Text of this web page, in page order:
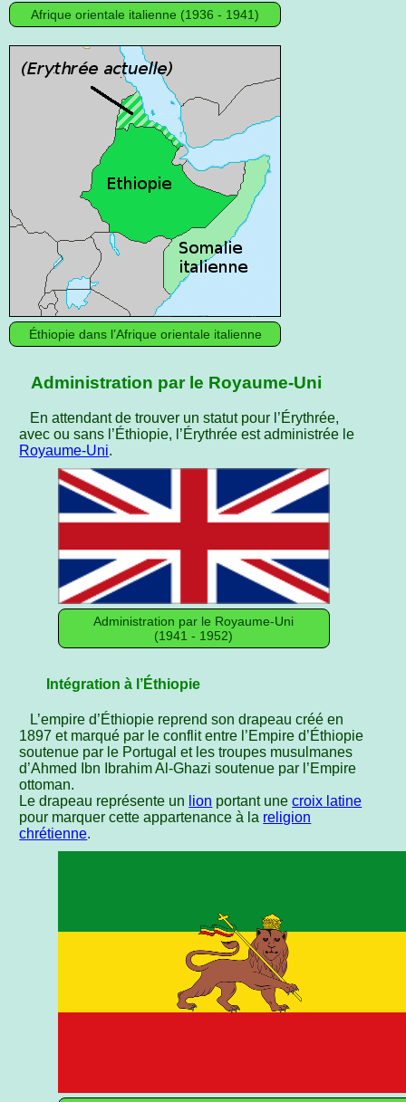
Afrique orientale italienne (1936 - 1941)
Éthiopie dans l’Afrique orientale italienne
Administration par le Royaume-Uni
En attendant de trouver un statut pour l’Érythrée,
avec ou sans l’Éthiopie, l’Érythrée est administrée le
Royaume-Uni.
Administration par le Royaume‑Uni
(1941 - 1952)
Intégration à l’Éthiopie
L’empire d’Éthiopie reprend son drapeau créé en
1897 et marqué par le conflit entre l’Empire d’Éthiopie
soutenue par le Portugal et les troupes musulmanes
d’Ahmed Ibn Ibrahim Al-Ghazi soutenue par l’Empire
ottoman.
Le drapeau représente un lion portant unecroix latine
pour marquer cette appartenance à la religion
chrétienne.